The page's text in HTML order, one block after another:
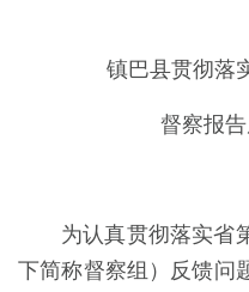
镇巴县贯彻落
督察报
为认真贯彻落实省
下简称督察组）反馈问